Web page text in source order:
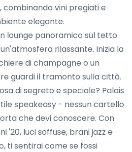
vini pregiati e
elegante.
lounge panoramico sul tetto
rilassante. Inizia la
di champagne o un
guardi il tramonto sulla città.
di segreto e speciale? Palais
speakeasy - nessun cartello
che devi conoscere. Con
'20, luci soffuse, brani jazz e
ti sentirai come se fossi